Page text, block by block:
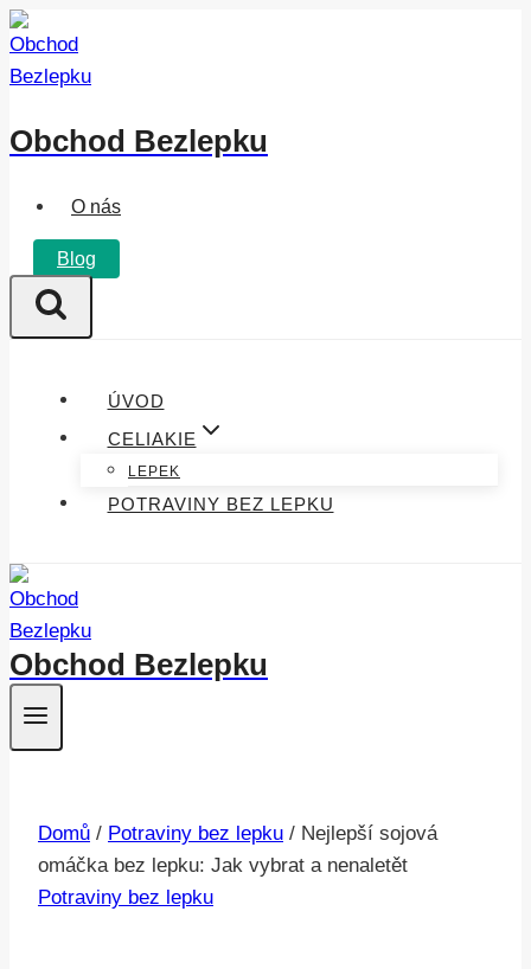
Přeskočit
na
obsah
Obchod Bezlepku
O nás
Blog
ÚVOD
CELIAKIE
LEPEK
POTRAVINY BEZ LEPKU
Obchod Bezlepku
Domů / Potraviny bez lepku / Nejlepší sojová
omáčka bez lepku: Jak vybrat a nenaletět
Potraviny bez lepku